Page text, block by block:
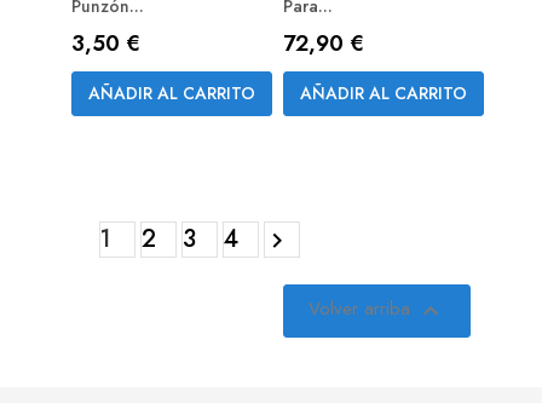
Punzón...
Precio
3,50 €
AÑADIR AL CARRITO
Para...
Precio
72,90 €
AÑADIR AL CARRITO
1 2 3 4 
Volver arriba 